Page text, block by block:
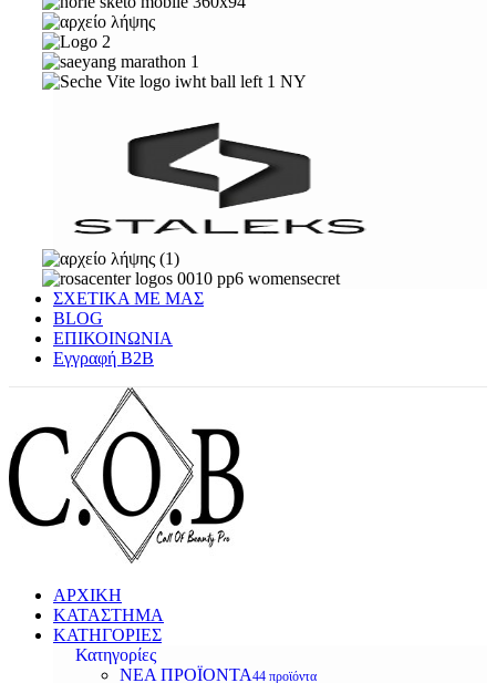
ΣΧΕΤΙΚΑ ΜΕ ΜΑΣ
BLOG
ΕΠΙΚΟΙΝΩΝΙΑ
Εγγραφή Β2Β
ΑΡΧΙΚΗ
ΚΑΤΑΣΤΗΜΑ
ΚΑΤΗΓΟΡΙΕΣ
Κατηγορίες
ΝΕΑ ΠΡΟΪΟΝΤΑ44 προϊόντα